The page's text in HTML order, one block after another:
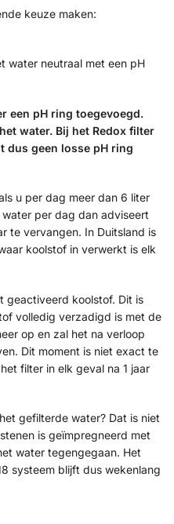
keuze maken:
water neutraal met een pH
een pH ring toegevoegd.
water. Bij het Redox filter
dus geen losse pH ring
u per dag meer dan 6 liter
per dag dan adviseert
te vervangen. In Duitsland is
koolstof in verwerkt is elk
geactiveerd koolstof. Dit is
volledig verzadigd is met de
op en zal het na verloop
Dit moment is niet exact te
filter in elk geval na 1 jaar
gefilterde water? Dat is niet
is geïmpregneerd met
water tegengegaan. Het
systeem blijft dus wekenlang